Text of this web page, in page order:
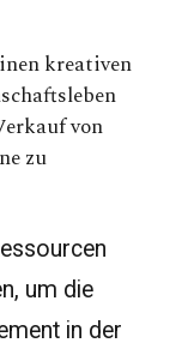
kreativen
von
zu
um die
in der